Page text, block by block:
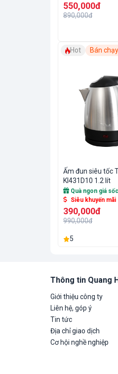
550,000đ
890,000đ
Hot Bán chạy
Ấm đun siêu tốc
KI431D10 1.2 lít
Quà ngon giá sốc
Siêu khuyến mãi
390,000đ
990,000đ
5
Thông tin Quang
Giới thiệu công ty
Liên hệ, góp ý
Tin tức
Địa chỉ giao dịch
Cơ hội nghề nghiệp